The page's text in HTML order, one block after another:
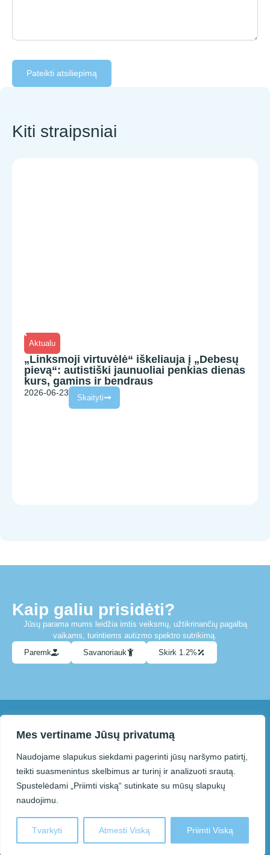
Mes vertiname Jūsų privatumą
Naudojame slapukus siekdami pagerinti jūsų naršymo patirtį,
teikti suasmenintus skelbimus ar turinį ir analizuoti srautą.
Spustelėdami „Priimti viską“ sutinkate su mūsų slapukų
naudojimu.
Tvarkyti Atmesti Viską Priimti Viską
Pateikti atsiliepimą
Kiti straipsniai
Aktualu
„Linksmoji virtuvėlė“ iškeliauja į „Debesų
pievą“: autistiški jaunuoliai penkias dienas
kurs, gamins ir bendraus
2026-06-23
Skaityti
Kaip galiu prisidėti?
Jūsų parama mums leidžia imtis veiksmų, užtikrinančių pagalbą
vaikams, turintiems autizmo spektro sutrikimą.
Paremk
Savanoriauk Skirk 1.2%
Su mumis susisiekti galite el. paštu
© 2025 Panevėžio autizmo
asociacija „Lietaus vaikai“.
puslapyje pateiktą informaciją
privaloma nurodyti šaltinį.
Sprendimas: